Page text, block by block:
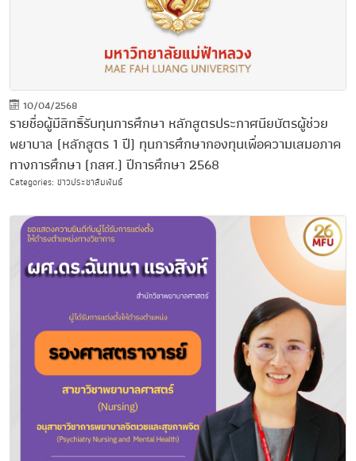
10/04/2568
รายชื่อผู้มีสิทธิ์รับทุนการศึกษา หลักสูตรประกาศนียบัตรผู้ช่วย
พยาบาล (หลักสูตร 1 ปี) ทุนการศึกษากองทุนเพื่อความเสมอภาค
ทางการศึกษา (กสศ.) ปีการศึกษา 2568
Categories: ข่าวประชาสัมพันธ์